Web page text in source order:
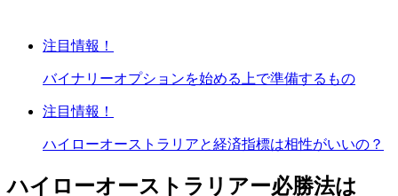
注目情報！
バイナリーオプションを始める上で準備するもの
注目情報！
ハイローオーストラリアと経済指標は相性がいいの？
ハイローオーストラリアー必勝法は